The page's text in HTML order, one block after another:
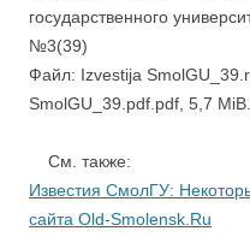
государственного
№3(39)
Файл: Izvestija
SmolGU_39.pdf.pdf, 5,7 MiB.
См. также:
Известия СмолГУ:
сайта Old-Smolensk.Ru